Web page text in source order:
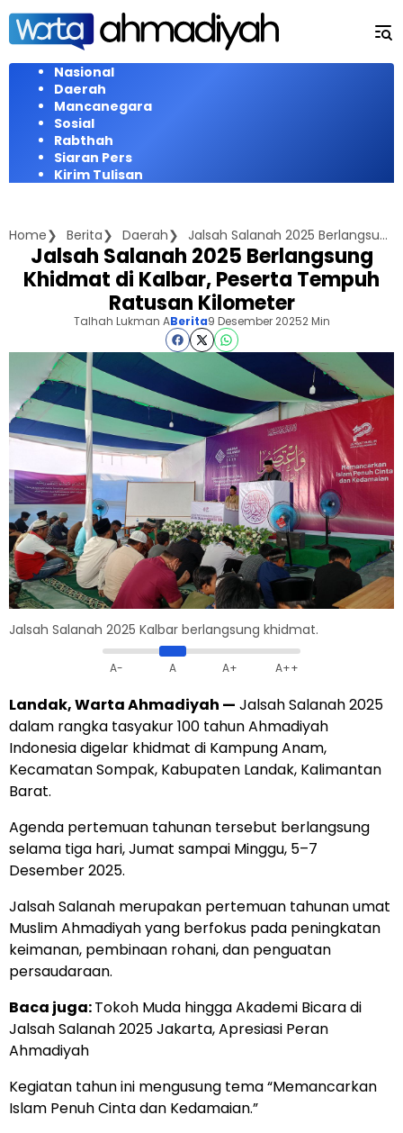
Langsung
konten
Nasional
Daerah
Mancanegara
Sosial
Rabthah
Siaran Pers
Kirim Tulisan
Home Berita Daerah Jalsah Salanah 2025 Berlangsung Khidmat di Kalbar, Peserta Tempuh Ratusan Kilometer
Jalsah Salanah 2025 Berlangsung
Khidmat di Kalbar, Peserta Tempuh
Ratusan Kilometer
Talhah Lukman ABerita9 Desember 20252 Min
Jalsah Salanah 2025 Kalbar berlangsung khidmat.
A- A A+ A++
Landak, Warta Ahmadiyah — Jalsah Salanah 2025
dalam rangka tasyakur 100 tahun Ahmadiyah
Indonesia digelar khidmat di Kampung Anam,
Kecamatan Sompak, Kabupaten Landak, Kalimantan
Barat.
Agenda pertemuan tahunan tersebut berlangsung
selama tiga hari, Jumat sampai Minggu, 5–7
Desember 2025.
Jalsah Salanah merupakan pertemuan tahunan umat
Muslim Ahmadiyah yang berfokus pada peningkatan
keimanan, pembinaan rohani, dan penguatan
persaudaraan.
Baca juga:Tokoh Muda hingga Akademi Bicara di
Jalsah Salanah 2025 Jakarta, Apresiasi Peran
Ahmadiyah
Kegiatan tahun ini mengusung tema “Memancarkan
Islam Penuh Cinta dan Kedamaian.”